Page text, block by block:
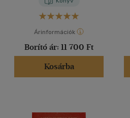
Árinformációk
Borító ár: 11 700 Ft
Kosárba